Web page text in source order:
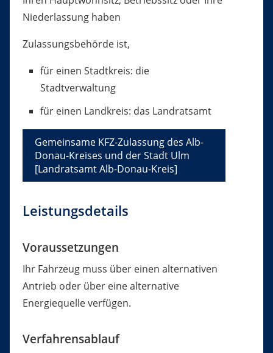
Niederlassung haben
Zulassungsbehörde ist,
für einen Stadtkreis: die
Stadtverwaltung
für einen Landkreis: das Landratsamt
Gemeinsame KFZ-Zulassung des Alb-
Donau-Kreises und der Stadt Ulm
[Landratsamt Alb-Donau-Kreis]
Leistungsdetails
Voraussetzungen
Ihr Fahrzeug muss über einen alternativen
Antrieb oder über eine alternative
Energiequelle verfügen.
Verfahrensablauf